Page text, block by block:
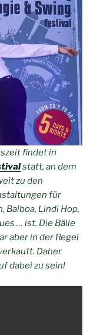
findet in
statt, an dem
zu den
für
Balboa, Lindi Hop,
… ist. Die Bälle
aber in der Regel
Daher
dabei zu sein!